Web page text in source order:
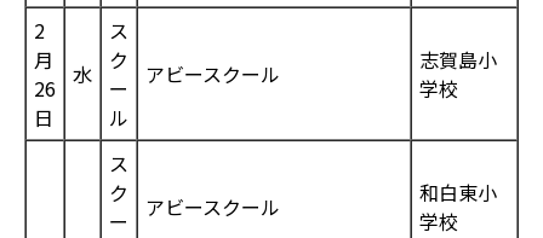
2
月
26
日
水
ス
ク
ー
ル
アビースクール
志賀島小
学校
ス
ク
ー
アビースクール
和白東小
学校